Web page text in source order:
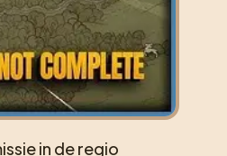
in de regio